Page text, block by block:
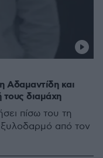
Αδαμαντίδη και
τους διαμάχη
πίσω του τη
από τον